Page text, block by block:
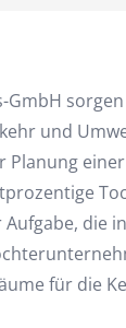
und
die
für die